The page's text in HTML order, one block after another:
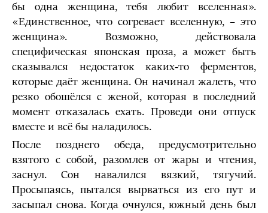
бы одна женщина, тебя любит вселенная».
«Единственное, что согревает вселенную, – это
женщина». Возможно, действовала
специфическая японская проза, а может быть
сказывался недостаток каких-то ферментов,
которые даёт женщина. Он начинал жалеть, что
резко обошёлся с женой, которая в последний
момент отказалась ехать. Проведи они отпуск
вместе и всё бы наладилось.
После позднего обеда, предусмотрительно
взятого с собой, разомлев от жары и чтения,
заснул. Сон навалился вязкий, тягучий.
Просыпаясь, пытался вырваться из его пут и
засыпал снова. Когда очнулся, южный день был